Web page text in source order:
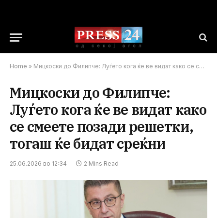
Home » Мицкоски до Филипче: Луѓето кога ќе ве видат како се смеете позади решетки, тогаш ќе бидат среќни
Мицкоски до Филипче:
Луѓето кога ќе ве видат како
се смеете позади решетки,
тогаш ќе бидат среќни
25.06.2026 во 12:34 2 Mins Read